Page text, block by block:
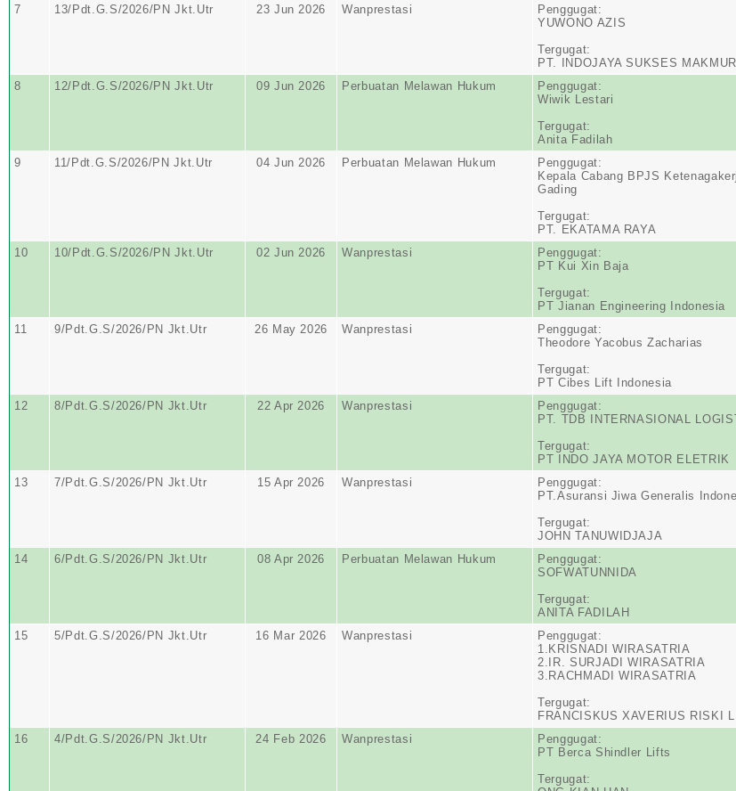
7 13/Pdt.G.S/2026/PN Jkt.Utr 23 Jun 2026 Wanprestasi
Penggugat:
YUWONO AZIS
Tergugat:
PT. INDOJAYA SUKSES MAKMUR
8 12/Pdt.G.S/2026/PN Jkt.Utr 09 Jun 2026 Perbuatan Melawan Hukum
Penggugat:
Wiwik Lestari
Tergugat:
Anita Fadilah
9 11/Pdt.G.S/2026/PN Jkt.Utr 04 Jun 2026 Perbuatan Melawan Hukum
Penggugat:
Kepala Cabang BPJS
Gading
Tergugat:
PT. EKATAMA RAYA
10 10/Pdt.G.S/2026/PN Jkt.Utr 02 Jun 2026 Wanprestasi
Penggugat:
PT Kui Xin Baja
Tergugat:
PT Jianan Engineering Indonesia
11 9/Pdt.G.S/2026/PN Jkt.Utr 26 May 2026 Wanprestasi
Penggugat:
Theodore Yacobus Zacharias
Tergugat:
PT Cibes Lift Indonesia
12 8/Pdt.G.S/2026/PN Jkt.Utr 22 Apr 2026 Wanprestasi
Penggugat:
PT. TDB INTERNASIONAL
Tergugat:
PT INDO JAYA MOTOR ELETRIK
13 7/Pdt.G.S/2026/PN Jkt.Utr 15 Apr 2026 Wanprestasi
Penggugat:
PT.Asuransi Jiwa Generalis
Tergugat:
JOHN TANUWIDJAJA
14 6/Pdt.G.S/2026/PN Jkt.Utr 08 Apr 2026 Perbuatan Melawan Hukum
Penggugat:
SOFWATUNNIDA
Tergugat:
ANITA FADILAH
15 5/Pdt.G.S/2026/PN Jkt.Utr 16 Mar 2026 Wanprestasi
Penggugat:
1.KRISNADI WIRASATRIA
2.IR. SURJADI WIRASATRIA
3.RACHMADI WIRASATRIA
Tergugat:
FRANCISKUS XAVERIUS RISKI L
16 4/Pdt.G.S/2026/PN Jkt.Utr 24 Feb 2026 Wanprestasi
Penggugat:
PT Berca Shindler Lifts
Tergugat: